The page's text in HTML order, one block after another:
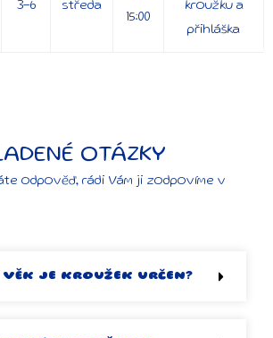
3-6 středa
15:00
kroužku a
přihláška
OTÁZKY
odpověď, rádi Vám ji zodpovíme v
JE KROUŽEK URČEN?